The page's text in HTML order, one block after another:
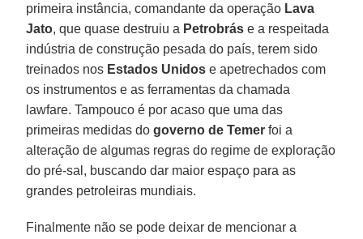
primeira instância, comandante da operação Lava
Jato, que quase destruiu a Petrobrás e a respeitada
indústria de construção pesada do país, terem sido
treinados nos Estados Unidos e apetrechados com
os instrumentos e as ferramentas da chamada
lawfare. Tampouco é por acaso que uma das
primeiras medidas dogoverno de Temer foi a
alteração de algumas regras do regime de exploração
do pré-sal, buscando dar maior espaço para as
grandes petroleiras mundiais.
Finalmente não se pode deixar de mencionar a